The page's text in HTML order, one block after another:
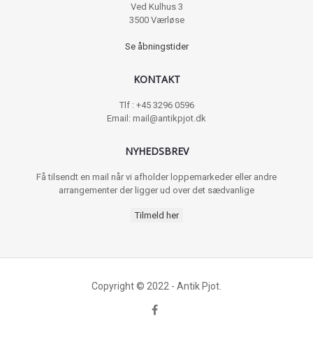
Ved Kulhus 3
3500 Værløse
Se åbningstider
KONTAKT
Tlf : +45 3296 0596
Email: mail@antikpjot.dk
NYHEDSBREV
Få tilsendt en mail når vi afholder loppemarkeder eller andre
arrangementer der ligger ud over det sædvanlige
Tilmeld her
Copyright © 2022 - Antik Pjot.